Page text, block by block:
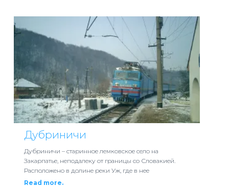
Дубриничи
Дубриничи – старинное лемковское село на
Закарпатье, неподалеку от границы со Словакией.
Расположено в долине реки Уж, где в нее
Read more.